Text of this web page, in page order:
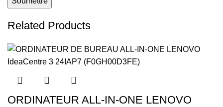
Related Products
ORDINATEUR ALL-IN-ONE LENOVO